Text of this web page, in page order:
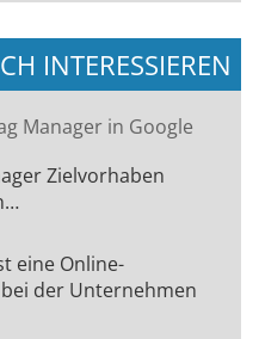
INTERESSIEREN
Manager in Google
Zielvorhaben
eine Online-
der Unternehmen